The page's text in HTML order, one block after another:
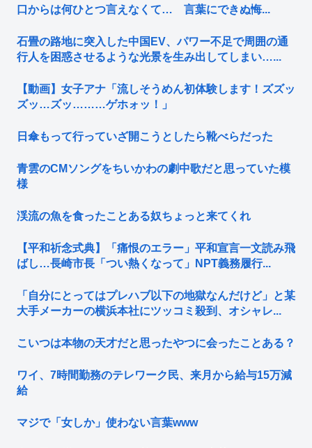
口からは何ひとつ言えなくて… 言葉にできぬ悔...
石畳の路地に突入した中国EV、パワー不足で周囲の通
行人を困惑させるような光景を生み出してしまい…...
【動画】女子アナ「流しそうめん初体験します！ズズッ
ズッ…ズッ………ゲホォッ！」
日傘もって行っていざ開こうとしたら靴べらだった
青雲のCMソングをちいかわの劇中歌だと思っていた模
様
渓流の魚を食ったことある奴ちょっと来てくれ
【平和祈念式典】「痛恨のエラー」平和宣言一文読み飛
ばし…長崎市長「つい熱くなって」NPT義務履行...
「自分にとってはプレハブ以下の地獄なんだけど」と某
大手メーカーの横浜本社にツッコミ殺到、オシャレ...
こいつは本物の天才だと思ったやつに会ったことある？
ワイ、7時間勤務のテレワーク民、来月から給与15万減
給
マジで「女しか」使わない言葉www